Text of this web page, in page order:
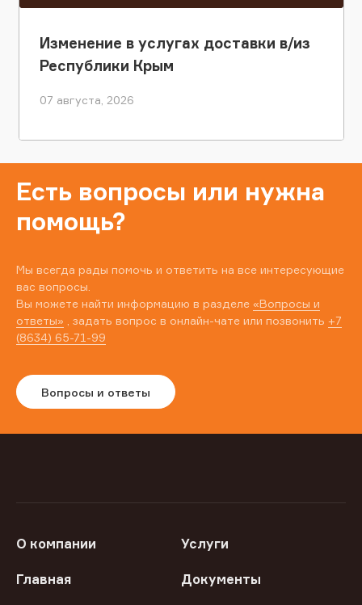
Изменение в услугах доставки в/из
Республики Крым
07 августа, 2026
Есть вопросы или нужна
помощь?
Мы всегда рады помочь и ответить на все интересующие
вас вопросы.
Вы можете найти информацию в разделе «Вопросы и
ответы» , задать вопрос в онлайн-чате или позвонить +7
(8634) 65-71-99
Вопросы и ответы
О компании Услуги
Главная Документы